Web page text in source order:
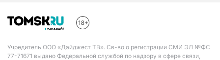
Учредитель ООО «Дайджест ТВ». Св-во о регистрации СМИ ЭЛ №ФС
77-71671 выдано Федеральной службой по надзору в сфере связи,